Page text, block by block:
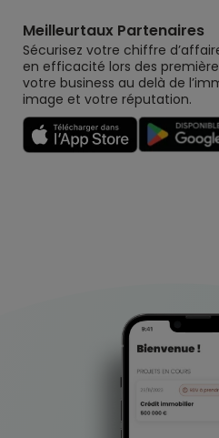
Meilleurtaux Partenaires
Sécurisez votre chiffre
en efficacité lors des
votre business au delà de
image et votre réputation.